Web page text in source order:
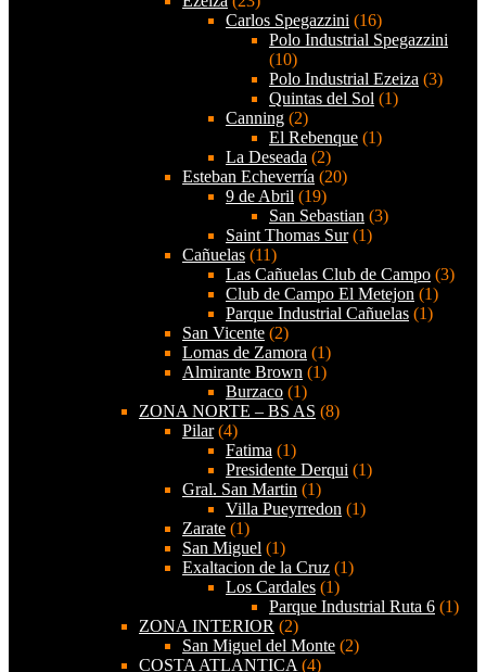
Carlos Spegazzini (16)
Polo Industrial Spegazzini
(10)
Polo Industrial Ezeiza (3)
Quintas del Sol (1)
Canning (2)
El Rebenque (1)
La Deseada (2)
Esteban Echeverría (20)
9 de Abril (19)
San Sebastian (3)
Saint Thomas Sur(1)
Cañuelas (11)
Las Cañuelas Club de Campo (3)
Club de Campo El Metejon (1)
Parque Industrial Cañuelas (1)
San Vicente (2)
Lomas de Zamora (1)
Almirante Brown (1)
Burzaco (1)
ZONA NORTE – BS AS (8)
Pilar(4)
Fatima (1)
Presidente Derqui (1)
Gral. San Martin (1)
Villa Pueyrredon (1)
Zarate (1)
San Miguel (1)
Exaltacion de la Cruz (1)
Los Cardales (1)
Parque Industrial Ruta 6 (1)
ZONA INTERIOR (2)
San Miguel del Monte (2)
COSTA ATLANTICA (4)